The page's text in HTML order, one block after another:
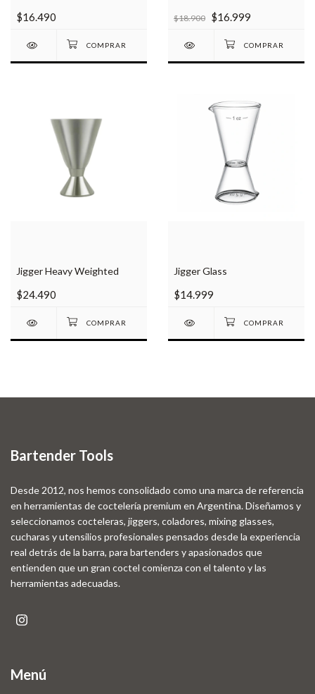
$16.490 $18.900 $16.999
Jigger Heavy Weighted
$24.490
Jigger Glass
$14.999
Bartender Tools
Desde 2012, nos hemos consolidado como una marca de referencia
en herramientas de coctelería premium en Argentina. Diseñamos y
seleccionamos cocteleras, jiggers, coladores, mixing glasses,
cucharas y utensilios profesionales pensados desde la experiencia
real detrás de la barra, para bartenders y apasionados que
entienden que un gran coctel comienza con el talento y las
herramientas adecuadas.
Menú